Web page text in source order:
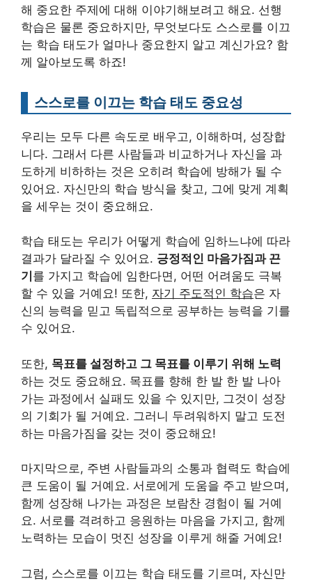
해 중요한 주제에 대해 이야기해보려고 해요. 선행
학습은 물론 중요하지만, 무엇보다도 스스로를 이끄
는 학습 태도가 얼마나 중요한지 알고 계신가요? 함
께 알아보도록 하죠!
스스로를 이끄는 학습 태도 중요성
우리는 모두 다른 속도로 배우고, 이해하며, 성장합
니다. 그래서 다른 사람들과 비교하거나 자신을 과
도하게 비하하는 것은 오히려 학습에 방해가 될 수
있어요. 자신만의 학습 방식을 찾고, 그에 맞게 계획
을 세우는 것이 중요해요.
학습 태도는 우리가 어떻게 학습에 임하느냐에 따라
결과가 달라질 수 있어요. 긍정적인 마음가짐과 끈
기 를 가지고 학습에 임한다면, 어떤 어려움도 극복
할 수 있을 거예요! 또한, 자기 주도적인 학습은 자
신의 능력을 믿고 독립적으로 공부하는 능력을 기를
수 있어요.
또한, 목표를 설정하고 그 목표를 이루기 위해 노력
하는 것도 중요해요. 목표를 향해 한 발 한 발 나아
가는 과정에서 실패도 있을 수 있지만, 그것이 성장
의 기회가 될 거예요. 그러니 두려워하지 말고 도전
하는 마음가짐을 갖는 것이 중요해요!
마지막으로, 주변 사람들과의 소통과 협력도 학습에
큰 도움이 될 거예요. 서로에게 도움을 주고 받으며,
함께 성장해 나가는 과정은 보람찬 경험이 될 거예
요. 서로를 격려하고 응원하는 마음을 가지고, 함께
노력하는 모습이 멋진 성장을 이루게 해줄 거예요!
그럼, 스스로를 이끄는 학습 태도를 기르며, 자신만